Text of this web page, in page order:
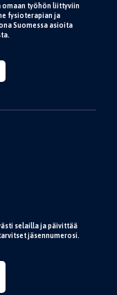
omaan työhön liittyviin
fysioterapian ja
Suomessa asioita
selailla ja päivittää
jäsennumerosi.